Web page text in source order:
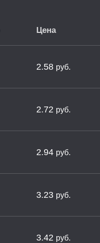
Цена
2.58 руб.
2.72 руб.
2.94 руб.
3.23 руб.
3.42 руб.